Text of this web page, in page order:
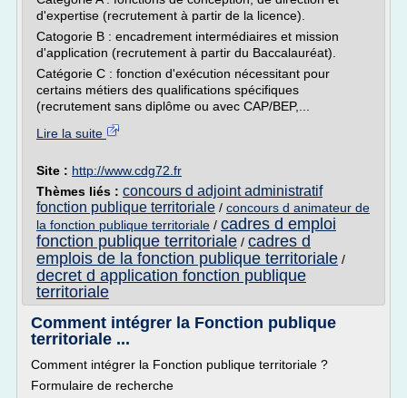
d'expertise (recrutement à partir de la licence).
Catogorie B : encadrement intermédiaires et mission
d'application (recrutement à partir du Baccalauréat).
Catégorie C : fonction d'exécution nécessitant pour
certains métiers des qualifications spécifiques
(recrutement sans diplôme ou avec CAP/BEP,...
Lire la suite
Site : http://www.cdg72.fr
Thèmes liés : concours d adjoint administratif
fonction publique territoriale / concours d animateur de
la fonction publique territoriale / cadres d emploi
fonction publique territoriale / cadres d
emplois de la fonction publique territoriale /
decret d application fonction publique
territoriale
Comment intégrer la Fonction publique
territoriale ...
Comment intégrer la Fonction publique territoriale ?
Formulaire de recherche